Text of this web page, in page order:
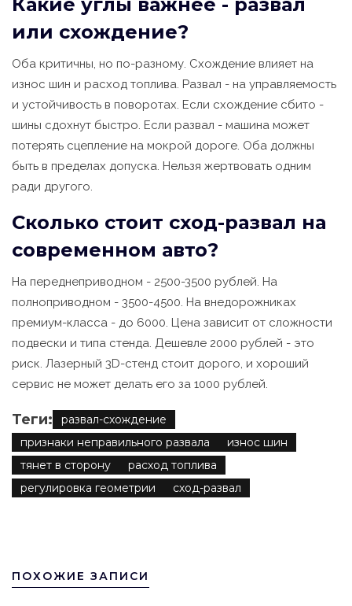
Какие углы важнее - развал
или схождение?
Оба критичны, но по-разному. Схождение влияет на
износ шин и расход топлива. Развал - на управляемость
и устойчивость в поворотах. Если схождение сбито -
шины сдохнут быстро. Если развал - машина может
потерять сцепление на мокрой дороге. Оба должны
быть в пределах допуска. Нельзя жертвовать одним
ради другого.
Сколько стоит сход-развал на
современном авто?
На переднеприводном - 2500-3500 рублей. На
полноприводном - 3500-4500. На внедорожниках
премиум-класса - до 6000. Цена зависит от сложности
подвески и типа стенда. Дешевле 2000 рублей - это
риск. Лазерный 3D-стенд стоит дорого, и хороший
сервис не может делать его за 1000 рублей.
Теги:
развал-схождение
признаки неправильного развала
износ шин
тянет в сторону
расход топлива
регулировка геометрии
сход-развал
ПОХОЖИЕ ЗАПИСИ